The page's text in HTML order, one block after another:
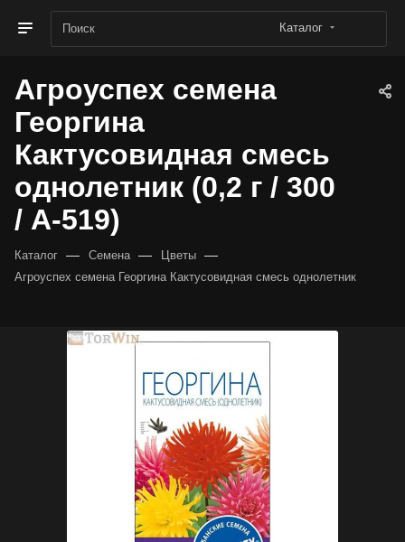
Каталог
Агроуспех семена
Георгина
Кактусовидная смесь
однолетник (0,2 г / 300
/ А-519)
Каталог — Семена — Цветы —
Агроуспех семена Георгина Кактусовидная смесь однолетник